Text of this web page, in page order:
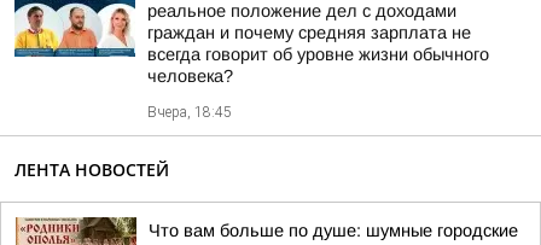
реальное положение дел с доходами
граждан и почему средняя зарплата не
всегда говорит об уровне жизни обычного
человека?
Вчера, 18:45
ЛЕНТА НОВОСТЕЙ
Что вам больше по душе: шумные городские